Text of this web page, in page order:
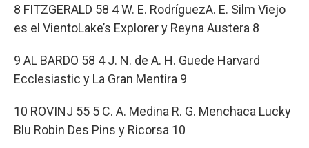
8 FITZGERALD 58 4 W. E. RodríguezA. E. Silm Viejo
es el VientoLake’s Explorer y Reyna Austera 8
9 AL BARDO 58 4 J. N. de A. H. Guede Harvard
Ecclesiastic y La Gran Mentira 9
10 ROVINJ 55 5 C. A. Medina R. G. Menchaca Lucky
Blu Robin Des Pins y Ricorsa 10